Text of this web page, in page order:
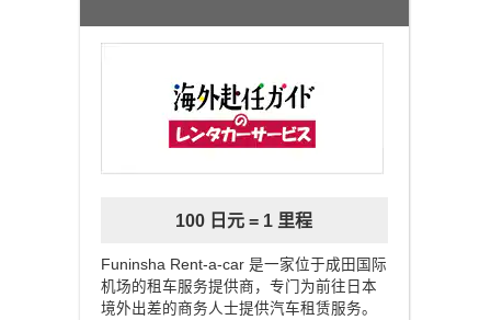
100 日元 = 1 里程
Funinsha Rent-a-car 是一家位于成田国际
机场的租车服务提供商，专门为前往日本
境外出差的商务人士提供汽车租赁服务。